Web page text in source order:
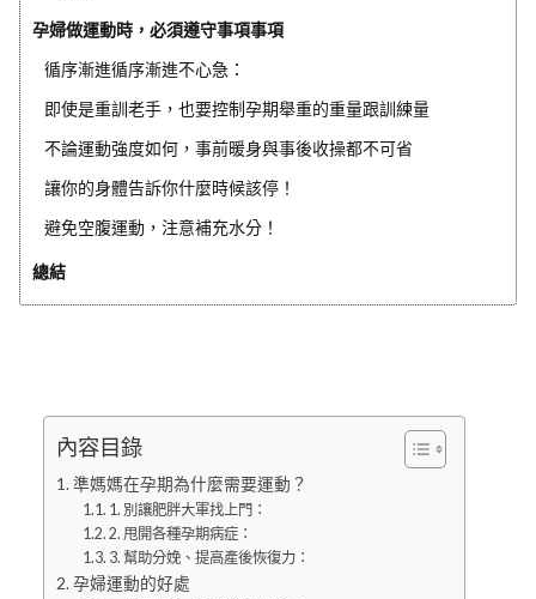
孕婦做運動時，必須遵守事項事項
循序漸進循序漸進不心急：
即使是重訓老手，也要控制孕期舉重的重量跟訓練量
不論運動強度如何，事前暖身與事後收操都不可省
讓你的身體告訴你什麼時候該停！
避免空腹運動，注意補充水分！
總結
內容目錄
準媽媽在孕期為什麼需要運動？
1. 別讓肥胖大軍找上門：
2. 甩開各種孕期病症：
3. 幫助分娩、提高產後恢復力：
孕婦運動的好處